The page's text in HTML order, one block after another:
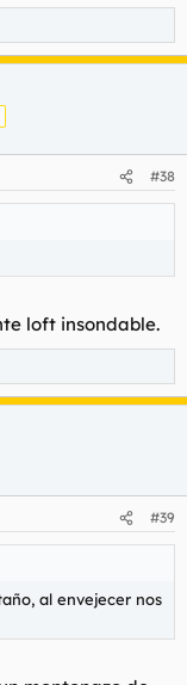
#38
loft insondable.
#39
al envejecer nos